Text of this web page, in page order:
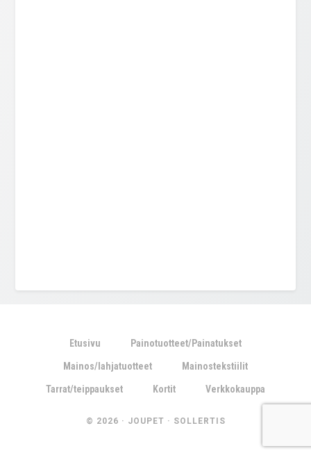
Etusivu Painotuotteet/Painatukset
Mainos/lahjatuotteet Mainostekstiilit
Tarrat/teippaukset Kortit Verkkokauppa
© 2026 · JOUPET · SOLLERTIS